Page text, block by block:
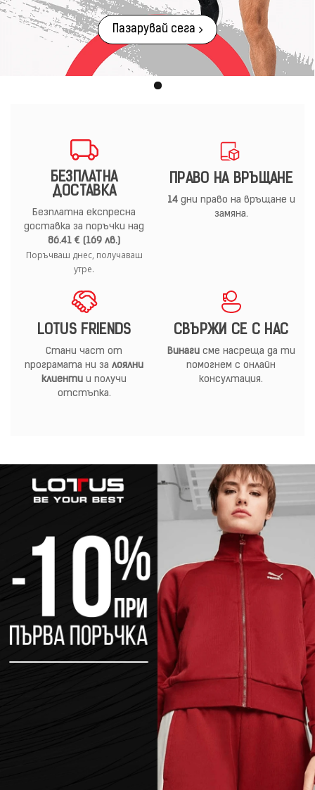
Пазарувай сега
БЕЗПЛАТНА
ДОСТАВКА
Безплатна експресна
доставка за поръчки над
86.41 € (169 лв.)
Поръчваш днес, получаваш
утре.
ПРАВО НА ВРЪЩАНЕ
14дни право на връщане и
замяна.
LOTUS FRIENDS
Стани част от
програмата ни за лоялни
клиенти и получи
отстъпка.
СВЪРЖИ СЕ С НАС
Винагисме насреща да ти
помогнем с онлайн
консултация.